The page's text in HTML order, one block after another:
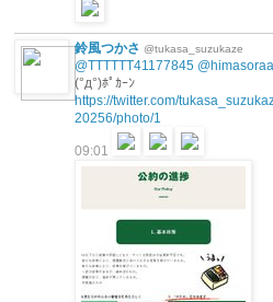
鈴風つかさ @tukasa_suzukaze
@TTTTTT41177845
(°д°)ﾎﾟｶｰﾝ
https://twitter.com/
20256/photo/1
09:01